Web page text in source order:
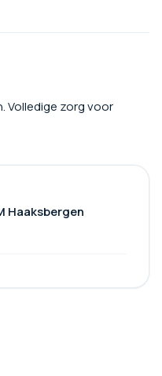
Volledige zorg voor
Haaksbergen